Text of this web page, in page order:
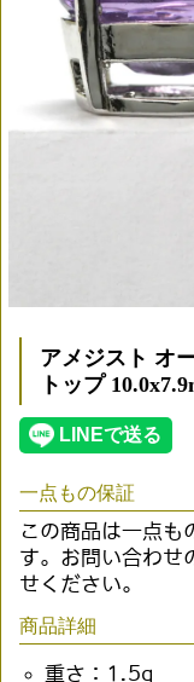
アメジスト オ
トップ
一点もの保証
この商品は一点も
す。お問い合わせ
せください。
商品詳細
重さ：1.5g